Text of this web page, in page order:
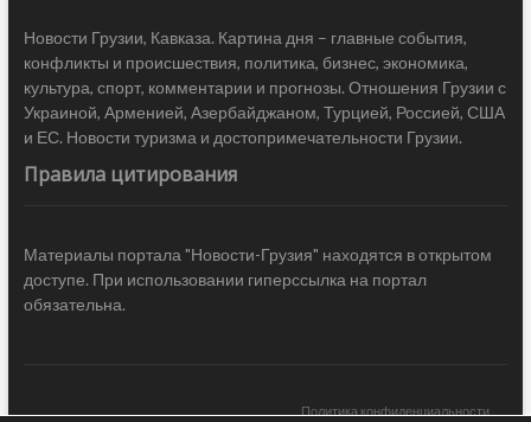
Новости Грузии, Кавказа. Картина дня – главные события,
конфликты и происшествия, политика, бизнес, экономика,
культура, спорт, комментарии и прогнозы. Отношения Грузии с
Украиной, Арменией, Азербайджаном, Турцией, Россией, США
и ЕС. Новости туризма и достопримечательности Грузии.
Правила цитирования
Материалы портала "Новости-Грузия" находятся в открытом
доступе. При использовании гиперссылка на портал
обязательна.
Политика конфиденциальности